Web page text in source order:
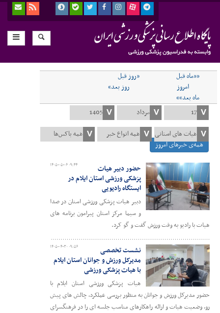
««ماه قبل
«روز قبل
امروز
روز بعد»
ماه بعد»»
همه‌ی خبرهای امروز
۱۴۰۵-۰۵-۰۶ ۰۹:۴۴
حضور دبیر هیات
پزشکی ورزشی استان ایلام در
ایستگاه رادیویی
دبیر هیات پزشکی ورزشی استان در صدا
و سیما مرکز استان پیرامون برنامه های
هیات با رادیو به وقت ورزش گفت و گو کرد.
۱۴۰۵-۰۴-۳۰ ۰۹:۵۶
نشست تخصصی
مدیرکل ورزش و جوانان استان ایلام
با هیات پزشکی ورزشی
هیات پزشکی ورزشی استان ایلام با
حضور مدیرکل ورزش و جوانان به منظور بررسی عملکرد، چالش های پیش
رو، وضعیت هیات و ارائه راهکارهای مناسب جلسه ای را در فرهنگسرای